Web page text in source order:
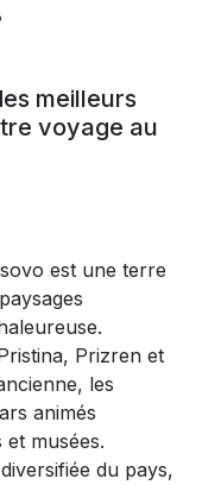
meilleurs
voyage au
est une terre
Prizren et
les
animés
musées.
du pays,